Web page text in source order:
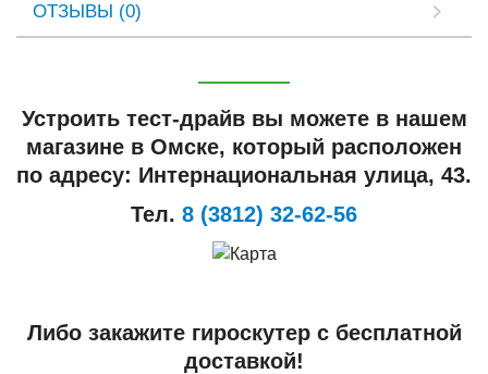
ОТЗЫВЫ (0)
Устроить тест-драйв вы можете в нашем
магазине в Омске, который расположен
по адресу: Интернациональная улица, 43.
Тел. 8 (3812) 32-62-56
Либо закажите гироскутер с бесплатной
доставкой!